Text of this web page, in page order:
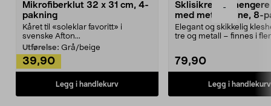
-
Mikrofiberklut 32 x 31 cm, 4-
pakning
Kåret til «soleklar favoritt» i
svenske Afton...
Utførelse: Grå/beige
39,90
Legg i handlekurv
Sklisikre
med metallpinne, 8-
Elegant og skikkelig
tre og metall – finnes i
79,90
Legg i handlekurv